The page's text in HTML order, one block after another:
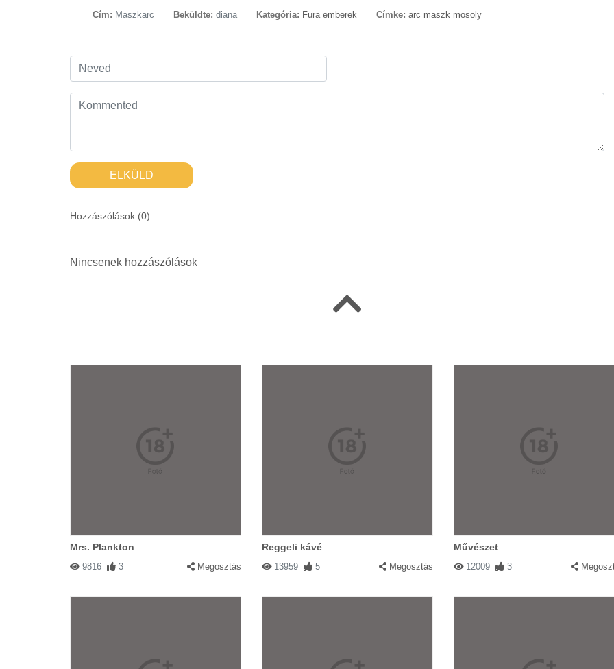
Cím: Maszkarc Beküldte: diana Kategória: Fura emberek Címke: arc maszk mosoly
ELKÜLD
Hozzászólások (0)
Nincsenek hozzászólások
Mrs. Plankton
9816 3 Megosztás
Reggeli kávé
13959 5 Megosztás
Művészet
12009 3